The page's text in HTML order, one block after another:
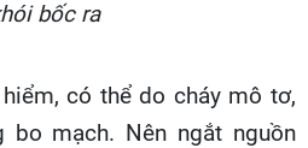
bốc ra
có thể do cháy mô tơ,
bo mạch. Nên ngắt nguồn